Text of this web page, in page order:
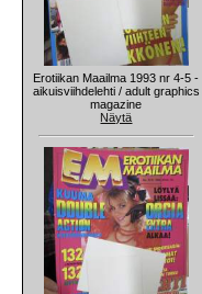
Erotiikan Maailma 1993 nr 4-5 -
aikuisviihdelehti / adult graphics
magazine
Näytä